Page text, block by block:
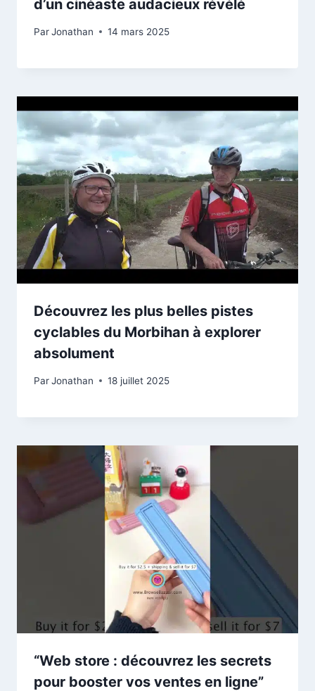
d’un cinéaste audacieux révélé
ParJonathan 14 mars 2025
Découvrez les plus belles pistes
cyclables du Morbihan à explorer
absolument
ParJonathan 18 juillet 2025
“Web store : découvrez les secrets
pour booster vos ventes en ligne”